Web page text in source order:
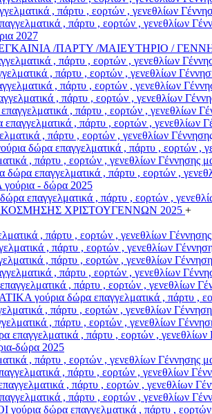
, πάρτυ , εορτών , γενεθλίων
, πάρτυ , εορτών , γενεθλίων
2027
/ΕΓΚΑΙΝΙΑ /ΠΑΡΤΥ /ΜΑΙΕΥΤΗΡΙΟ /
, πάρτυ , εορτών , γενεθλίων
, πάρτυ , εορτών , γενεθλίων
, πάρτυ , εορτών , γενεθλίων
, πάρτυ , εορτών , γενεθλίων
, πάρτυ , εορτών , γενεθλίων
, πάρτυ , εορτών , γενεθλίων
, πάρτυ , εορτών , γενεθλίων
επαγγελματικά , πάρτυ , εορτών ,
, πάρτυ , εορτών , γενεθλίων Γέννησης
επαγγελματικά , πάρτυ , εορτών ,
- δώρα 2025
επαγγελματικά , πάρτυ , εορτών ,
ΧΡΙΣΤΟΥΓΕΝΝΩΝ 2025 +
, πάρτυ , εορτών , γενεθλίων Γέννησης
, πάρτυ , εορτών , γενεθλίων
, πάρτυ , εορτών , γενεθλίων
, πάρτυ , εορτών , γενεθλίων
, πάρτυ , εορτών , γενεθλίων
γούρια δώρα επαγγελματικά , πάρτυ ,
, πάρτυ , εορτών , γενεθλίων
, πάρτυ , εορτών , γενεθλίων
, πάρτυ , εορτών , γενεθλίων
δώρα 2025
, πάρτυ , εορτών , γενεθλίων Γέννησης
, πάρτυ , εορτών , γενεθλίων
, πάρτυ , εορτών , γενεθλίων
, πάρτυ , εορτών , γενεθλίων
δώρα επαγγελματικά , πάρτυ , εορτών ,